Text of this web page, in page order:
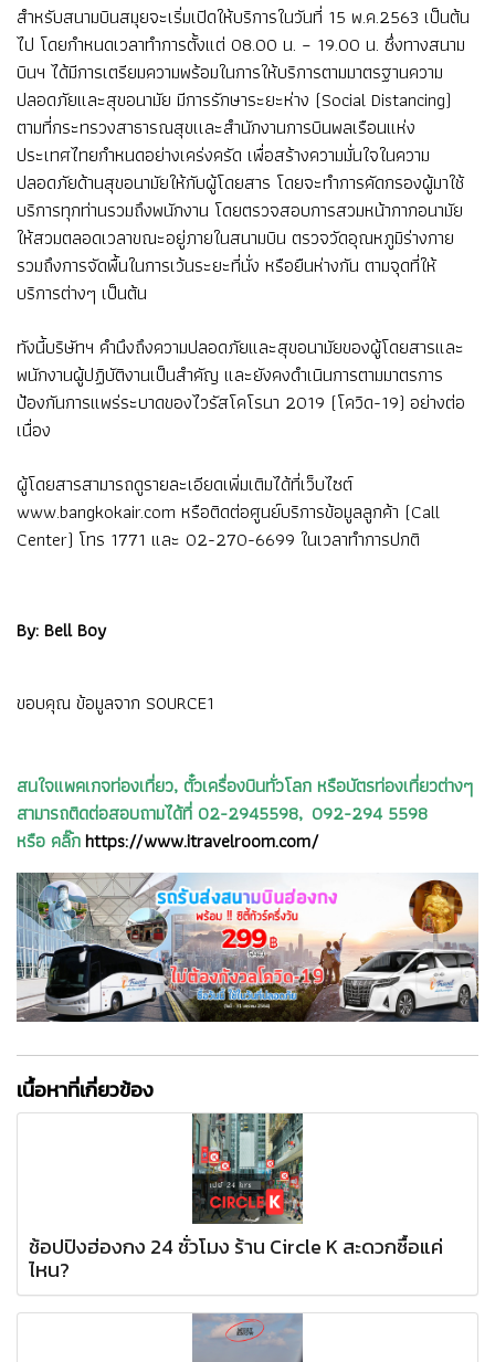
สำหรับสนามบินสมุยจะเริ่มเปิดให้บริการในวันที่ 15 พ.ค.2563 เป็นต้น
ไป โดยกำหนดเวลาทำการตั้งแต่ 08.00 น. – 19.00 น. ซึ่งทางสนาม
บินฯ ได้มีการเตรียมความพร้อมในการให้บริการตามมาตรฐานความ
ปลอดภัยและสุขอนามัย มีการรักษาระยะห่าง (Social Distancing)
ตามที่กระทรวงสาธารณสุขเเละสำนักงานการบินพลเรือนแห่ง
ประเทศไทยกำหนดอย่างเคร่งครัด เพื่อสร้างความมั่นใจในความ
ปลอดภัยด้านสุขอนามัยให้กับผู้โดยสาร โดยจะทำการคัดกรองผู้มาใช้
บริการทุกท่านรวมถึงพนักงาน โดยตรวจสอบการสวมหน้ากากอนามัย
ให้สวมตลอดเวลาขณะอยู่ภายในสนามบิน ตรวจวัดอุณหภูมิร่างกาย
รวมถึงการจัดพื้นในการเว้นระยะที่นั่ง หรือยืนห่างกัน ตามจุดที่ให้
บริการต่างๆ เป็นต้น
ทังนี้บริษัทฯ คำนึงถึงความปลอดภัยและสุขอนามัยของผู้โดยสารและ
พนักงานผู้ปฏิบัติงานเป็นสำคัญ และยังคงดำเนินการตามมาตรการ
ป้องกันการแพร่ระบาดของไวรัสโคโรนา 2019 (โควิด-19) อย่างต่อ
เนื่อง
ผู้โดยสารสามารถดูรายละเอียดเพิ่มเติมได้ที่เว็บไซต์
www.bangkokair.com หรือติดต่อศูนย์บริการข้อมูลลูกค้า (Call
Center) โทร 1771 และ 02-270-6699 ในเวลาทำการปกติ
By: Bell Boy
ขอบคุณ ข้อมูลจาก SOURCE1
สนใจแพคเกจท่องเที่ยว, ตั๋วเครื่องบินทั่วโลก หรือบัตรท่องเที่ยวต่างๆ
สามารถติดต่อสอบถามได้ที่ 02-2945598, 092-294 5598
หรือ คลิ๊กhttps://www.itravelroom.com/
เนื้อหาที่เกี่ยวข้อง
ช้อปปิงฮ่องกง 24 ชั่วโมง ร้าน Circle K สะดวกซื้อแค่
ไหน?